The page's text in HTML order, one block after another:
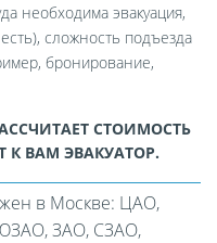
необходима эвакуация,
сложность подъезда
бронирование,
СТОИМОСТЬ
К ВАМ ЭВАКУАТОР.
в Москве: ЦАО,
ЗАО, СЗАО,